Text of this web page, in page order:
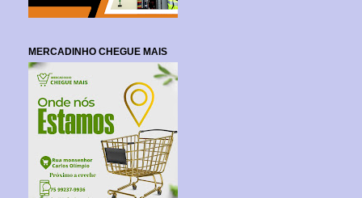
MERCADINHO CHEGUE MAIS